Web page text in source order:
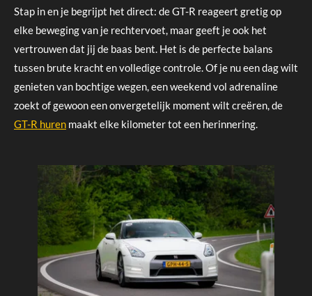
Stap in en je begrijpt het direct: de GT-R reageert gretig op
elke beweging van je rechtervoet, maar geeft je ook het
vertrouwen dat jij de baas bent. Het is de perfecte balans
tussen brute kracht en volledige controle. Of je nu een dag wilt
genieten van bochtige wegen, een weekend vol adrenaline
zoekt of gewoon een onvergetelijk moment wilt creëren, de
GT-R huren maakt elke kilometer tot een herinnering.